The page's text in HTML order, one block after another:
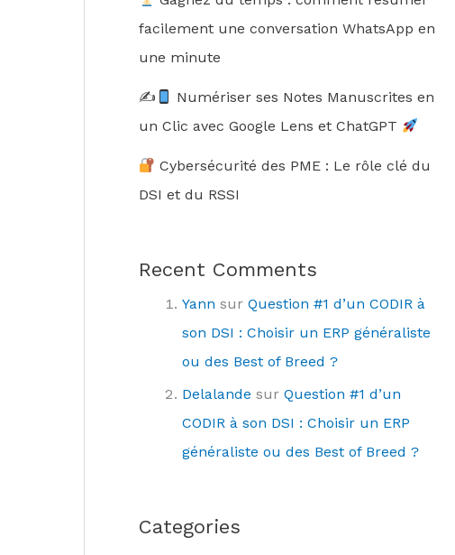
facilement une conversation WhatsApp en
une minute
✍
Numériser ses Notes Manuscrites en
un Clic avec Google Lens et ChatGPT
Cybersécurité des PME : Le rôle clé du
DSI et du RSSI
Recent Comments
Yann sur Question #1 d’un CODIR à
son DSI : Choisir un ERP généraliste
ou des Best of Breed ?
Delalande sur Question #1 d’un
CODIR à son DSI : Choisir un ERP
généraliste ou des Best of Breed ?
Categories